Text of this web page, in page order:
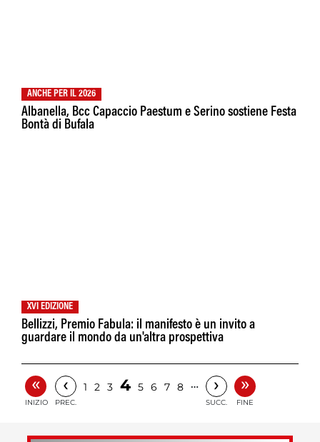
ANCHE PER IL 2026
Albanella, Bcc Capaccio Paestum e Serino sostiene Festa
Bontà di Bufala
XVI EDIZIONE
Bellizzi, Premio Fabula: il manifesto è un invito a
guardare il mondo da un'altra prospettiva
«
INIZIO
‹
PREC.
1 2 3 4 5 6 7 8 … ›
SUCC.
»
FINE